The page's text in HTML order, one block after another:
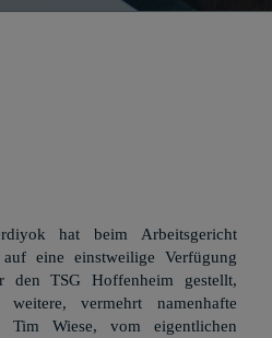
hat beim Arbeitsgericht
eine einstweilige Verfügung
den TSG Hoffenheim gestellt,
vermehrt namenhafte
Tim Wiese, vom eigentlichen